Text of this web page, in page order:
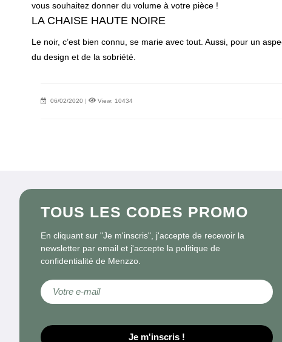
vous souhaitez donner du volume à votre pièce !
LA CHAISE HAUTE NOIRE
Le noir, c’est bien connu, se marie avec tout. Aussi, pour un
du design et de la sobriété.
06/02/2020 | View: 10434
TOUS LES CODES PROMO
En cliquant sur "Je m'inscris", j'accepte de recevoir la
newsletter par email et j'accepte la politique de
confidentialité de Menzzo.
Inscription à notre lettre d’information :
Je m'inscris !